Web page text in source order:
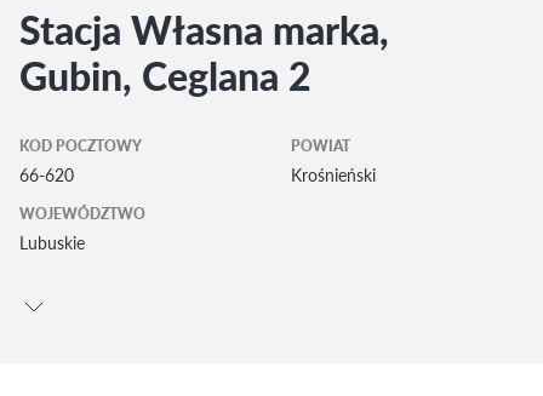
Stacja Własna marka,
Gubin, Ceglana 2
KOD POCZTOWY
66-620
POWIAT
Krośnieński
WOJEWÓDZTWO
Lubuskie